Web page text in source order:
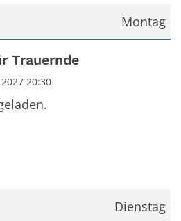
Montag
Trauernde
20:30
Dienstag